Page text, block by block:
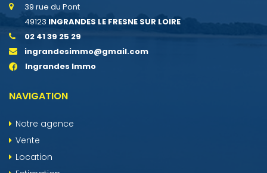
39 rue du Pont
49123 INGRANDES LE FRESNE SUR LOIRE
02 41 39 25 29
ingrandesimmo@gmail.com
Ingrandes Immo
NAVIGATION
Notre agence
Vente
Location